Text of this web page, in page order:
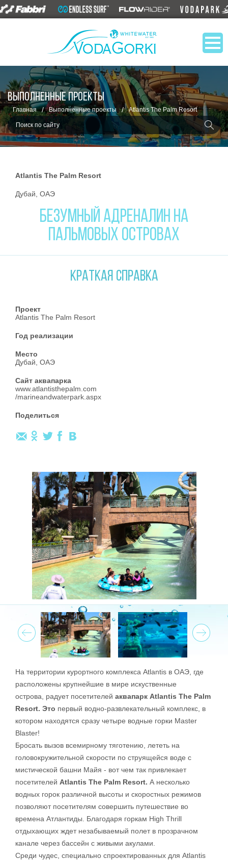
ВЫПОЛНЕННЫЕ ПРОЕКТЫ
Главная / Выполненные проекты / Atlantis The Palm Resort
Atlantis The Palm Resort
Дубай, ОАЭ
БЕЗУМНЫЙ АДРЕНАЛИН НА
ПАЛЬМОВЫХ ОСТРОВАХ
Prev Next
КРАТКАЯ СПРАВКА
Проект
Atlantis The Palm Resort
Год реализации
Место
Дубай, ОАЭ
Сайт аквапарка
www.atlantisthepalm.com
/marineandwaterpark.aspx
Поделиться
На территории курортного комплекса Atlantis в ОАЭ, где
расположены крупнейшие в мире искуственные
острова,
радует посетителей аквапарк Atlantis The Palm
Resort. Это первый водно-развлекательный комплекс, в
котором находятся сразу четыре водные горки Master
Blaster!
Бросать вызов всемирному тяготению, лететь на
головокружительной скорости по струящейся воде с
мистической башни Майя - вот чем так привлекает
посетителей Atlantis The Palm Resort. А несколько
водных горок различной высоты и скоростных режимов
позволяют посетителям совершить путешествие во
времена Атлантиды. Благодаря горкам High Thrill
отдыхающих ждет незабываемый полет в прозрачном
канале через бассейн с живыми акулами.
Среди чудес, специально спроектированных для Atlantis